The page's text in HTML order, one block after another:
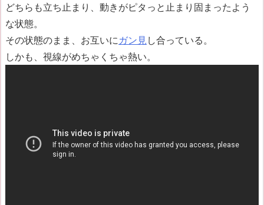
どちらも立ち止まり、動きがピタっと止まり固まったよう
な状態。
その状態のまま、お互いに ガン見 し合っている。
しかも、視線がめちゃくちゃ熱い。